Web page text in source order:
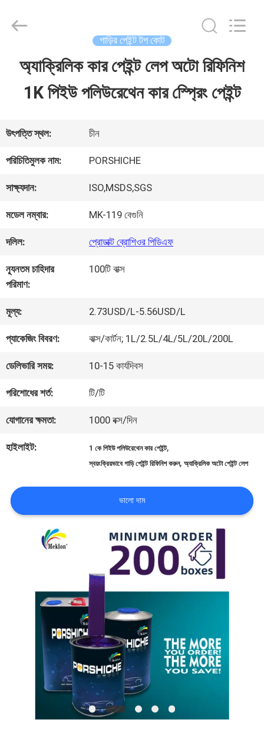
বাড়ি
ভিডিও
আমাদের
সম্পর্কে
কারখানা
মান
নিয়ন্ত্রণ
করুন
Chemical
Reserved.
গাড়ির পেইন্ট টপ কোট
অ্যাক্রিলিক কার পেইন্ট লেপ অটো রিফিনিশ
1K পিইউ পলিউরেথেন কার স্প্রেিং পেইন্ট
উৎপত্তি স্থল: চীন
পরিচিতিমুলক নাম: PORSHICHE
সাক্ষ্যদান: ISO,MSDS,SGS
মডেল নম্বার: MK-119 বেগুনি
দলিল: প্রোডাক্ট ব্রোশিওর পিডিএফ
ন্যূনতম চাহিদার
পরিমাণ:
100টি বাক্স
মূল্য: 2.73USD/L-5.56USD/L
প্যাকেজিং বিবরণ: বাক্স/কার্টন; 1L/2.5L/4L/5L/20L/200L
ডেলিভারি সময়: 10-15 কার্যদিবস
পরিশোধের শর্ত: টি/টি
যোগানের ক্ষমতা: 1000 বক্স/দিন
হাইলাইট: 1 কে পিইউ পলিউরেথেন কার পেইন্ট,
স্বয়ংক্রিয়ভাবে গাড়ি পেইন্ট রিফিনিশ করুন,অ্যাক্রিলিক অটো পেইন্ট লেপ
ভালো দাম